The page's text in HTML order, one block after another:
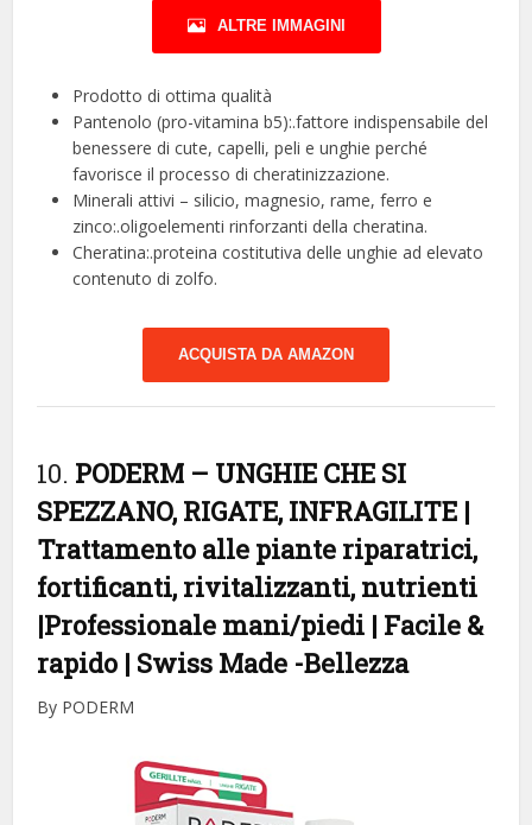
ALTRE IMMAGINI
Prodotto di ottima qualità
Pantenolo (pro-vitamina b5):.fattore indispensabile del
benessere di cute, capelli, peli e unghie perché
favorisce il processo di cheratinizzazione.
Minerali attivi – silicio, magnesio, rame, ferro e
zinco:.oligoelementi rinforzanti della cheratina.
Cheratina:.proteina costitutiva delle unghie ad elevato
contenuto di zolfo.
ACQUISTA DA AMAZON
10. PODERM – UNGHIE CHE SI
SPEZZANO, RIGATE, INFRAGILITE |
Trattamento alle piante riparatrici,
fortificanti, rivitalizzanti, nutrienti
|Professionale mani/piedi | Facile &
rapido | Swiss Made -Bellezza
By PODERM